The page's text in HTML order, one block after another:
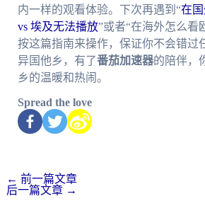
内一样的观看体验。下次再遇到“在
vs 埃及无法播放”或者“在海外怎么看
按这篇指南来操作，保证你不会错过
异国他乡，有了番茄加速器的陪伴，
乡的温暖和热闹。
Spread the love
← 前一篇文章
后一篇文章 →